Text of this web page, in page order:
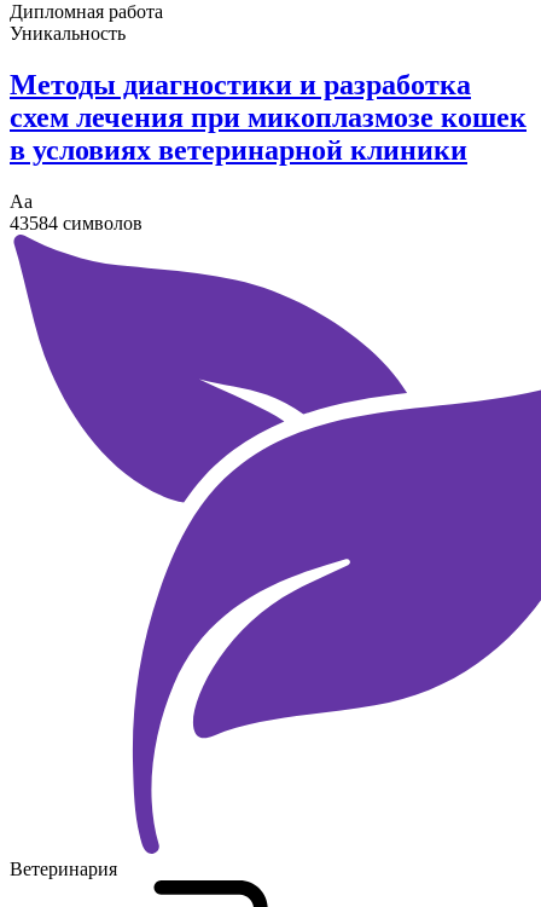
Дипломная работа
Уникальность
Методы диагностики и разработка
схем лечения при микоплазмозе кошек
в условиях ветеринарной клиники
Аа
43584 символов
Ветеринария